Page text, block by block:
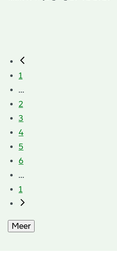
1
...
2
3
4
5
6
...
1
Meer